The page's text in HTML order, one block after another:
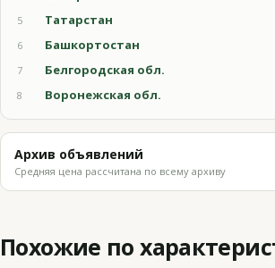
5
Татарстан
6
Башкортостан
7
Белгородская обл.
8
Воронежская обл.
Архив объявлений
Средняя цена рассчитана по всему архиву
Похожие по